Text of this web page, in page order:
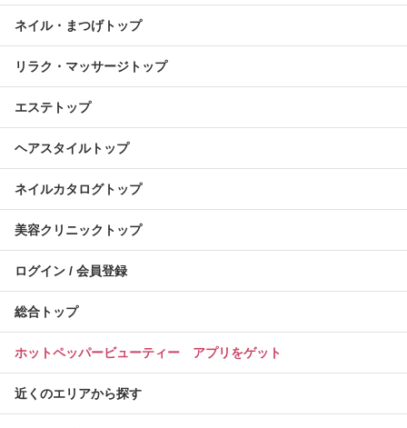
ネイル・まつげトップ
リラク・マッサージトップ
エステトップ
ヘアスタイルトップ
ネイルカタログトップ
美容クリニックトップ
ログイン / 会員登録
総合トップ
ホットペッパービューティー アプリをゲット
近くのエリアから探す